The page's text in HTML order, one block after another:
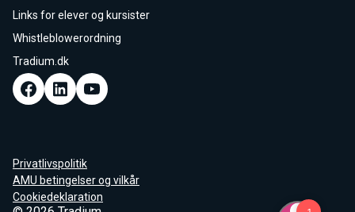
Links for elever og kursister
Whistleblowerordning
Tradium.dk
Privatlivspolitik
AMU betingelser og vilkår
Cookiedeklaration